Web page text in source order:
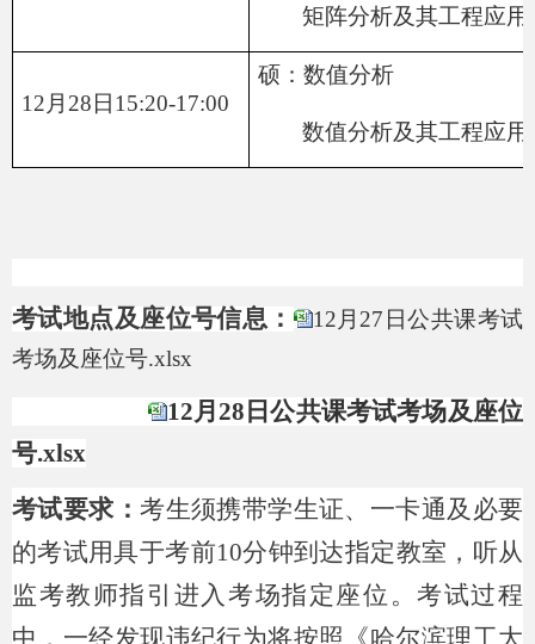
矩阵分析及其工程应用
12月28日15:20-17:00
硕：数值分析
数值分析及其工程应用
考试地点及座位号信息：
12月27日公共课考试
考场及座位号.xlsx
12月28日公共课考试考场及座位
号.xlsx
考试要求：考生须携带学生证、一卡通及必要
的考试用具于考前10分钟到达指定教室，听从
监考教师指引进入考场指定座位。考试过程
中，一经发现违纪行为将按照《哈尔滨理工大